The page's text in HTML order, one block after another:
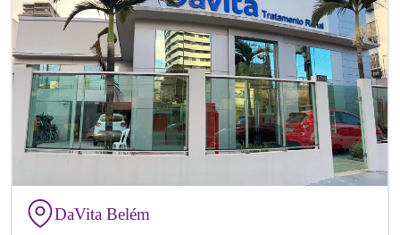
DaVita Belém